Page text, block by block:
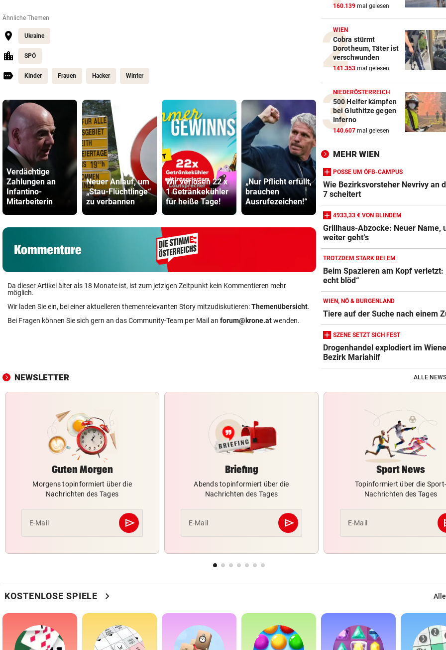
Ähnliche Themen
Ukraine
SPÖ
Kinder Frauen Hacker Winter
Verdächtige
Zahlungen an
Infantino-
Mitarbeiterin
Neuer Anlauf, um
„Stau-Flüchtlinge“
zu verbannen
Wir verlosen 22 x
1 Getränkekühler
für heiße Tage!
„Nur Pflicht erfüllt,
brauchen
Ausrufezeichen!“
LIVE ab 17 Uhr:
GAK gegen
Gefährder,
Da dieser Artikel älter als 18 Monate ist, ist zum jetzigen Zeitpunkt kein Kommentieren mehr
möglich.
Wir laden Sie ein, bei einer aktuelleren themenrelevanten Story mitzudiskutieren:Themenübersicht.
Bei Fragen können Sie sich gern an das Community-Team per Mail an forum@krone.atwenden.
160.139 mal gelesen
WIEN
Cobra stürmt
Dorotheum, Täter ist
verschwunden
141.353 mal gelesen
NIEDERÖSTERREICH
500 Helfer kämpfen
bei Gluthitze gegen
Inferno
140.607 mal gelesen
MEHR WIEN
POSSE UM ÖFB-CAMPUS
Wie Bezirksvorsteher Nevrivy an
7 scheitert
4933,33 € VON BLINDEM
Grillhaus-Abzocke: Neuer Name,
weiter geht‘s
TROTZDEM STARK BEI EM
Beim Spazieren am Kopf verletzt:
echt blöd“
WIEN, NÖ & BURGENLAND
Tiere auf der Suche nach einem
SZENE SETZT SICH FEST
Drogenhandel explodiert im
Bezirk Mariahilf
NEWSLETTER ALLE
Guten Morgen
Morgens topinformiert über die
Nachrichten des Tages
E-Mail send
Abschicken
Briefing
Abends topinformiert über die
Nachrichten des Tages
E-Mail send
Abschicken
Sport News
Topinformiert über die Sport-
Nachrichten des Tages
E-Mail
KOSTENLOSE SPIELE chevron_right